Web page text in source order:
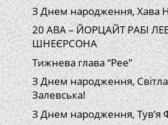
З Днем народження, Хава
20 АВА – ЙОРЦАЙТ РАБІ
ШНЕЄРСОНА
Тижнева глава “Рее”
З Днем народження,
Залевська!
З Днем народження, Тув’я